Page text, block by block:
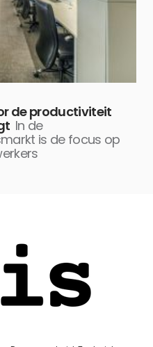
de productiviteit
In de
is de focus op